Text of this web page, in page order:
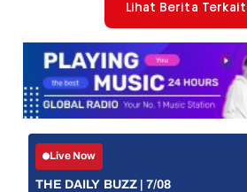
Lihat Berita Terkait
Live Now
THE DAILY BUZZ | 7/08